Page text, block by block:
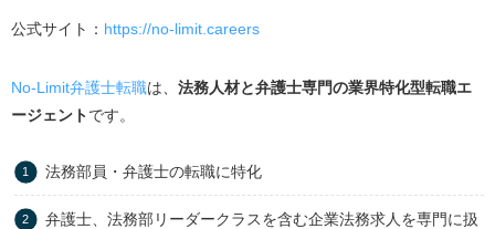
公式サイト： https://no-limit.careers
No-Limit弁護士転職は、 法務人材と弁護士専門の業界特化型転職エ
ージェントです。
法務部員・弁護士の転職に特化
弁護士、法務部リーダークラスを含む企業法務求人を専門に扱